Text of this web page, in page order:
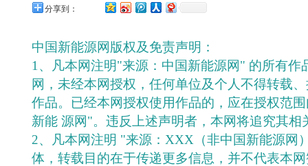
分享到：
中国新能源网版权及免责声明：
1、凡本网注明"来源：中国新能源网" 的所有作
网，未经本网授权，任何单位及个人不得转载
作品。已经本网授权使用作品的，应在授权范
新能 源网"。违反上述声明者，本网将追究其相
2、凡本网注明 "来源：XXX（非中国新能源网
体，转载目的在于传递更多信息，并不代表本